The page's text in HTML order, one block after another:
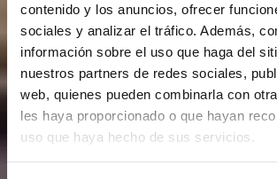
contenido y los anuncios, ofrecer
sociales y analizar el tráfico. Además,
información sobre el uso que haga del
nuestros partners de redes sociales,
web, quienes pueden combinarla con
les haya proporcionado o que hayan
uso que haya hecho de sus servicios.